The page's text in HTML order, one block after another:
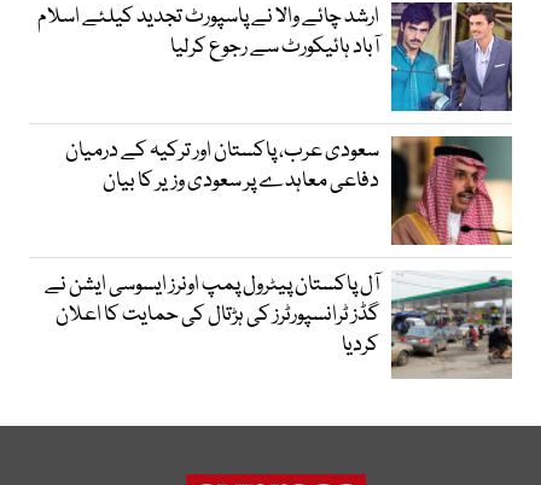
ارشد چائے والا نے پاسپورٹ تجدید کیلئے اسلام
آباد ہائیکورٹ سے رجوع کرلیا
سعودی عرب، پاکستان اور ترکیہ کے درمیان
دفاعی معاہدے پر سعودی وزیر کا بیان
آل پاکستان پیٹرول پمپ اونرز ایسوسی ایشن نے
گڈز ٹرانسپورٹرز کی ہڑتال کی حمایت کا اعلان
کردیا